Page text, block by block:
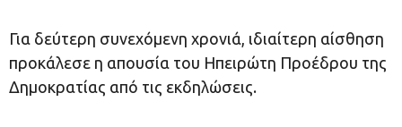
Για δεύτερη συνεχόμενη χρονιά, ιδιαίτερη αίσθηση
προκάλεσε η απουσία του Ηπειρώτη Προέδρου της
Δημοκρατίας από τις εκδηλώσεις.